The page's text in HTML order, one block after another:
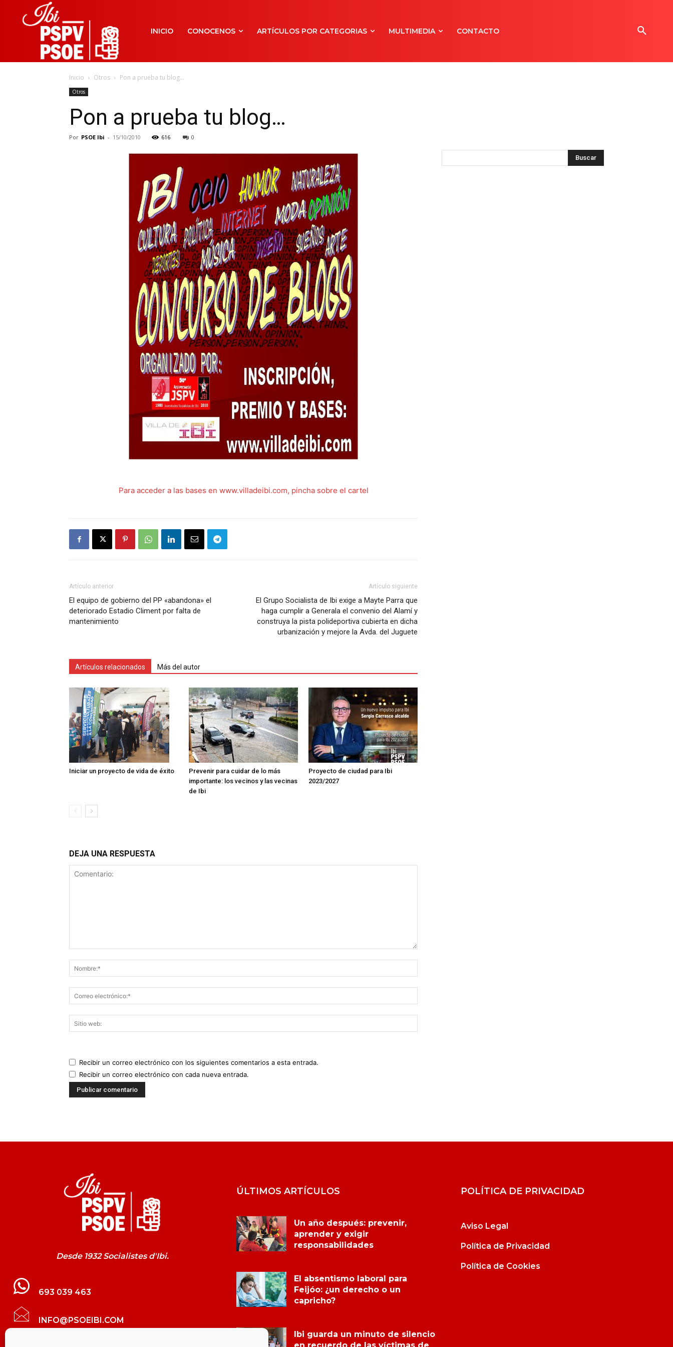
INICIO CONOCENOS ARTÍCULOS POR CATEGORIAS MULTIMEDIA CONTACTO
Inicio Otros Pon a prueba tu blog…
Otros
Pon a prueba tu blog…
Por PSOE Ibi - 15/10/2010 616 0
Para acceder a las bases en www.villadeibi.com, pincha sobre el cartel
Artículo anterior
El equipo de gobierno del PP «abandona» el
deteriorado Estadio Climent por falta de
mantenimiento
Artículo siguiente
El Grupo Socialista de Ibi exige a Mayte Parra que
haga cumplir a Generala el convenio del Alamí y
construya la pista polideportiva cubierta en dicha
urbanización y mejore la Avda. del Juguete
Artículos relacionados Más del autor
Iniciar un proyecto de vida de éxito
Prevenir para cuidar de lo más
importante: los vecinos y las vecinas
de Ibi
Proyecto de ciudad para Ibi
2023/2027
DEJA UNA RESPUESTA
Recibir un correo electrónico con los siguientes comentarios a esta entrada.
Recibir un correo electrónico con cada nueva entrada.
Desde 1932 Socialistes d'Ibi.
693 039 463
INFO@PSOEIBI.COM
ÚLTIMOS ARTÍCULOS
Un año después: prevenir,
aprender y exigir
responsabilidades
El absentismo laboral para
Feijóo: ¿un derecho o un
capricho?
Ibi guarda un minuto de silencio
POLÍTICA DE PRIVACIDAD
Aviso Legal
Política de Privacidad
Política de Cookies